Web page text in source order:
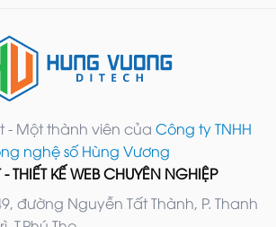
- Một thành viên của Công ty TNHH
nghệ số Hùng Vương
THIẾT KẾ WEB CHUYÊN NGHIỆP
đường Nguyễn Tất Thành, P. Thanh